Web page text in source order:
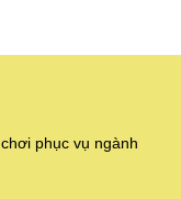
phục vụ ngành